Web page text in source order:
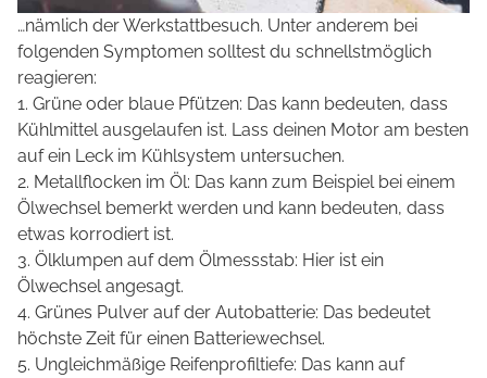
…nämlich der Werkstattbesuch. Unter anderem bei
folgenden Symptomen solltest du schnellstmöglich
reagieren:
1. Grüne oder blaue Pfützen: Das kann bedeuten, dass
Kühlmittel ausgelaufen ist. Lass deinen Motor am besten
auf ein Leck im Kühlsystem untersuchen.
2. Metallflocken im Öl: Das kann zum Beispiel bei einem
Ölwechsel bemerkt werden und kann bedeuten, dass
etwas korrodiert ist.
3. Ölklumpen auf dem Ölmessstab: Hier ist ein
Ölwechsel angesagt.
4. Grünes Pulver auf der Autobatterie: Das bedeutet
höchste Zeit für einen Batteriewechsel.
5. Ungleichmäßige Reifenprofiltiefe: Das kann auf